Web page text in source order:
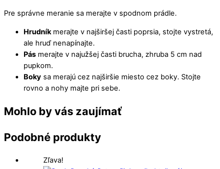
Pre správne meranie sa merajte v spodnom prádle.
Hrudníkmerajte v najširšej časti poprsia, stojte vystretá,
ale hruď nenapínajte.
Pás merajte v najužšej časti brucha, zhruba 5 cm nad
pupkom.
Boky sa merajú cez najširšie miesto cez boky. Stojte
rovno a nohy majte pri sebe.
Mohlo by vás zaujímať
Podobné produkty
Zľava!